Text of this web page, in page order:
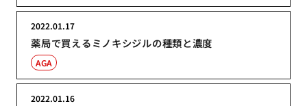
薬局で買えるミノキシジルの種類と濃度
2022.01.17
AGA
2022.01.16